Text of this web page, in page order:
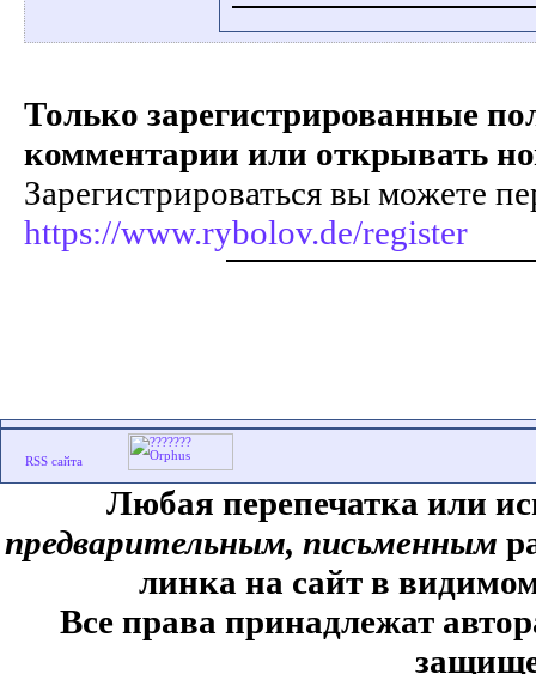
Только зарегистрированные
комментарии или открывать
Зарегистрироваться вы можете
https://www.rybolov.de/register
Любая перепечатка или
предварительным, письменным
линка на сайт в
Все права принадлежат